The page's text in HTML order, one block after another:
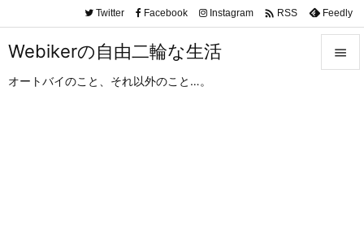
Webikerの自由二輪な生活
オートバイのこと、それ以外のこと…。

Twitter Facebook Instagram  RSS Feedly